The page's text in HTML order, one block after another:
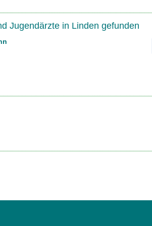
Jugendärzte in Linden gefunden